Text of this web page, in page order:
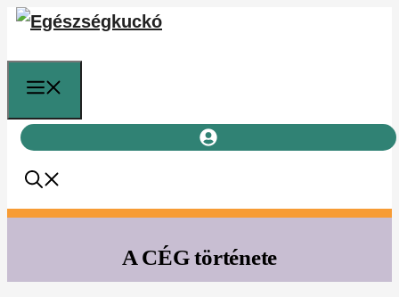
Kilépés
A CÉG története